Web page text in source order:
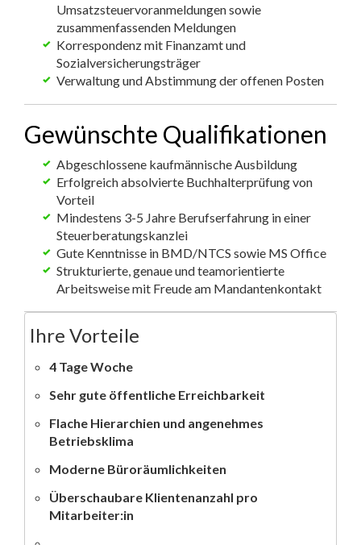
Umsatzsteuervoranmeldungen sowie
zusammenfassenden Meldungen
Korrespondenz mit Finanzamt und
Sozialversicherungsträger
Verwaltung und Abstimmung der offenen Posten
Gewünschte Qualifikationen
Abgeschlossene kaufmännische Ausbildung
Erfolgreich absolvierte Buchhalterprüfung von
Vorteil
Mindestens 3-5 Jahre Berufserfahrung in einer
Steuerberatungskanzlei
Gute Kenntnisse in BMD/NTCS sowie MS Office
Strukturierte, genaue und teamorientierte
Arbeitsweise mit Freude am Mandantenkontakt
Ihre Vorteile
4 Tage Woche
Sehr gute öffentliche Erreichbarkeit
Flache Hierarchien und angenehmes
Betriebsklima
Moderne Büroräumlichkeiten
Überschaubare Klientenanzahl pro
Mitarbeiter:in